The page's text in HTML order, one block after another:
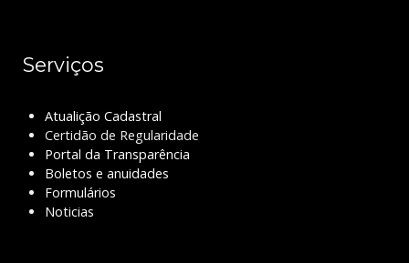
Serviços
Atualição Cadastral
Certidão de Regularidade
Portal da Transparência
Boletos e anuidades
Formulários
Noticias